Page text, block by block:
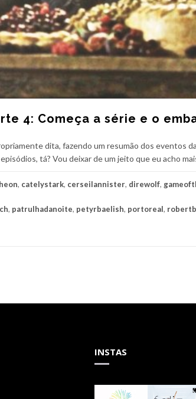
4: Começa a série e o
dita, fazendo um resumão dos eventos
tá? Vou deixar de um jeito que eu acho
, catelystark, cerseilannister, direwolf,
, patrulhadanoite, petyrbaelish, portoreal,
INSTAS